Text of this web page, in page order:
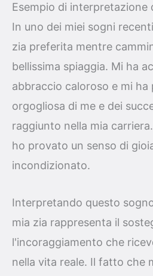
Esempio di interpretazione
In uno dei miei sogni
zia preferita mentre
bellissima spiaggia. Mi ha
abbraccio caloroso e mi ha
orgogliosa di me e dei
raggiunto nella mia
ho provato un senso di
incondizionato.
Interpretando questo
mia zia rappresenta il
l'incoraggiamento che
nella vita reale. Il fatto che